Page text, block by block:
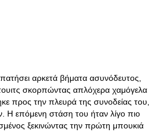
αρκετά βήματα ασυνόδευτος,
σκορπώντας απλόχερα χαμόγελα
προς την πλευρά της συνοδείας του,
επόμενη στάση του ήταν λίγο πιο
ξεκινώντας την πρώτη μπουκιά